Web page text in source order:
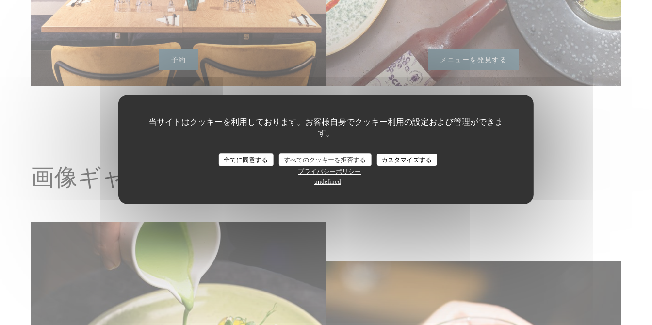
当サイトはクッキーを利用しております。お客様自身でクッキー利用の設定および管理ができま
す。
全てに同意する すべてのクッキーを拒否する
カスタマイズする
プライバシーポリシー
undefined
予約 メニューを発見する
画像ギャラリー